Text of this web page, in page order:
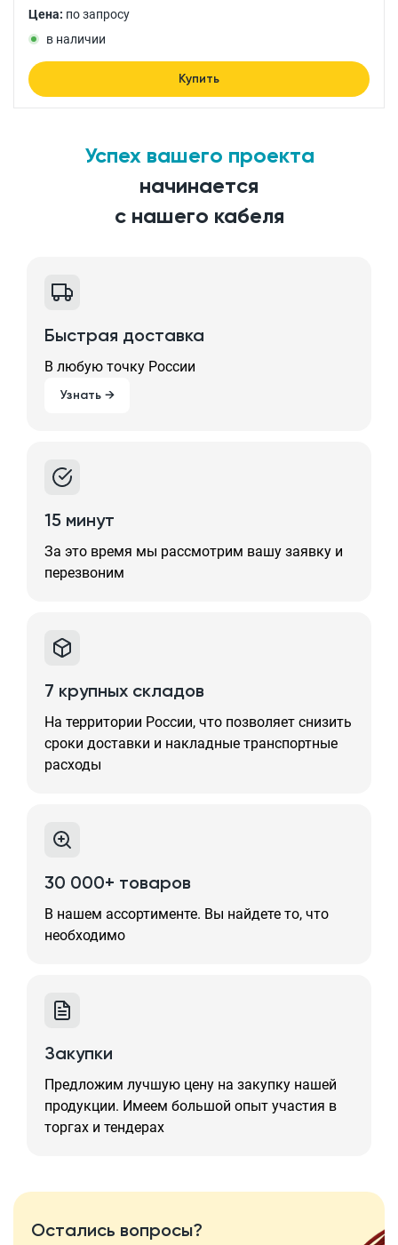
Цена: по запросу
в наличии
Купить
Успех вашего проекта
начинается
с нашего кабеля
Быстрая доставка
В любую точку России
Узнать →
15 минут
За это время мы рассмотрим вашу заявку и
перезвоним
7 крупных складов
На территории России, что позволяет снизить
сроки доставки и накладные транспортные
расходы
30 000+ товаров
В нашем ассортименте. Вы найдете то, что
необходимо
Закупки
Предложим лучшую цену на закупку нашей
продукции. Имеем большой опыт участия в
торгах и тендерах
Остались вопросы?